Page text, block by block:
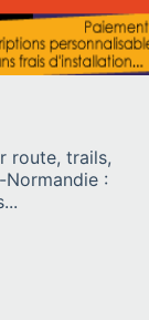
route, trails,
: